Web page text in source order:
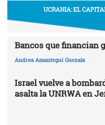
UCRANIA: EL
Bancos que financian
Andrea Amantegui Guezala
Israel vuelve a
asalta la UNRWA en